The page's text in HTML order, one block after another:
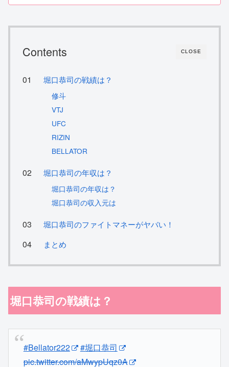
CLOSE
Contents
堀口恭司の戦績は？
修斗
VTJ
UFC
RIZIN
BELLATOR
堀口恭司の年収は？
堀口恭司の年収は？
堀口恭司の収入元は
堀口恭司のファイトマネーがヤバい！
まとめ
堀口恭司の戦績は？
#Bellator222
#堀口恭司
pic.twitter.com/aMwypUqz0A